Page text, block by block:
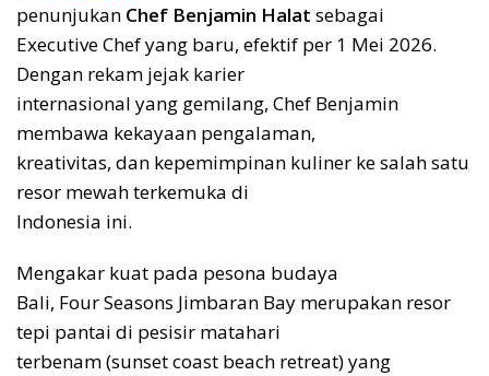
penunjukan Chef Benjamin Halat sebagai
Executive Chef yang baru, efektif per 1 Mei 2026.
Dengan rekam jejak karier
internasional yang gemilang, Chef Benjamin
membawa kekayaan pengalaman,
kreativitas, dan kepemimpinan kuliner ke salah satu
resor mewah terkemuka di
Indonesia ini.
Mengakar kuat pada pesona budaya
Bali, Four Seasons Jimbaran Bay merupakan resor
tepi pantai di pesisir matahari
terbenam (sunset coast beach retreat) yang